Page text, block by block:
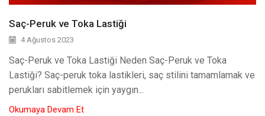
Saç-Peruk ve Toka Lastiği
4 Ağustos 2023
Saç-Peruk ve Toka Lastiği Neden Saç-Peruk ve Toka
Lastiği? Saç-peruk toka lastikleri, saç stilini tamamlamak ve
perukları sabitlemek için yaygın...
Okumaya Devam Et